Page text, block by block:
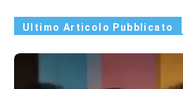
Ultimo Articolo Pubblicato